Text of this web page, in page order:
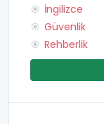
İngilizce
Güvenlik
Rehberlik